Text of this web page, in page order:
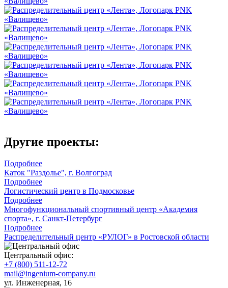
Другие проекты:
Подробнее
Каток "Раздолье", г. Волгоград
Подробнее
Логистический центр в Подмосковье
Подробнее
Многофункциональный спортивный центр «Академия
спорта», г. Санкт‑Петербург
Подробнее
Распределительный центр «РУЛОГ» в Ростовской области
Центральный офис:
+7 (800) 511-12-72
mail@ingenium-company.ru
ул. Инженерная, 16